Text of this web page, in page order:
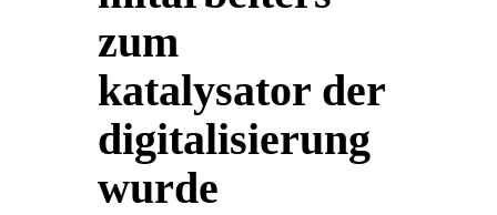
zum
katalysator der
digitalisierung
wurde